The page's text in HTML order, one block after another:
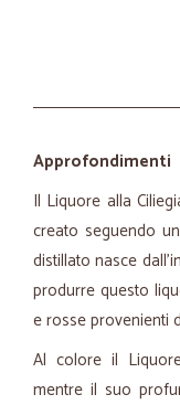
Approfondimenti
Il Liquore alla
creato seguendo
distillato nasce
produrre questo
e rosse provenienti
Al colore il
mentre il suo